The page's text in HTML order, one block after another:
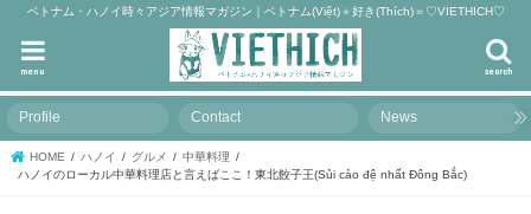
ベトナム・ハノイ時々アジア情報マガジン｜ベトナム(Việt)＋好き(Thích)＝♡VIETHICH♡
search
menu
Profile Contact News
HOME ハノイ グルメ
中華料理
ハノイのローカル中華料理店と言えばここ！東北餃子王(Sủi cảo đệ nhất Đông Bắc)